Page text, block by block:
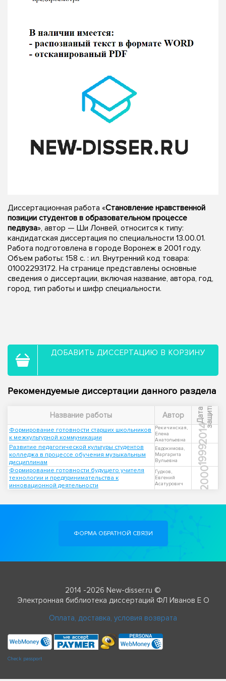
Диссертационная работа «Становление нравственной
позиции студентов в образовательном процессе
педвуза», автор — Ши Лонвей, относится к типу:
кандидатская диссертация по специальности 13.00.01.
Работа подготовлена в городе Воронеж в 2001 году.
Объем работы: 158 с. : ил. Внутренний код товара:
01002293172. На странице представлены основные
сведения о диссертации, включая название, автора, год,
город, тип работы и шифр специальности.
ДОБАВИТЬ ДИССЕРТАЦИЮ В КОРЗИНУ
Рекомендуемые диссертации данного раздела
Название работы Автор Д
а
т
а
з
а
щ
и
т ы
Формирование готовности старших школьников
к межкультурной коммуникации
Рекичинская,
Елена
Анатольевна
2014
Развитие педагогической культуры студентов
колледжа в процессе обучения музыкальным
дисциплинам
Евдокимова,
Маргарита
Вульевна
1999
Формирование готовности будущего учителя
технологии и предпринимательства к
инновационной деятельности
Гудков,
Евгений
Асатурович
2000
ФОРМА ОБРАТНОЙ СВЯЗИ
2014 -2026 New-disser.ru ©
Электронная библиотека диссертаций ФЛ Иванов Е О
Оплата, доставка, условия возврата
Check passport